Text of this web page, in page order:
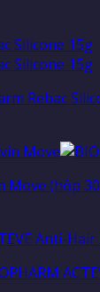
Rebac
Move (hộp